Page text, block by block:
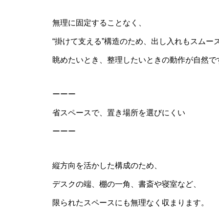
無理に固定することなく、
“掛けて支える”構造のため、出し入れもスムーズ
眺めたいとき、整理したいときの動作が自然で
ーーー
省スペースで、置き場所を選びにくい
ーーー
縦方向を活かした構成のため、
デスクの端、棚の一角、書斎や寝室など、
限られたスペースにも無理なく収まります。